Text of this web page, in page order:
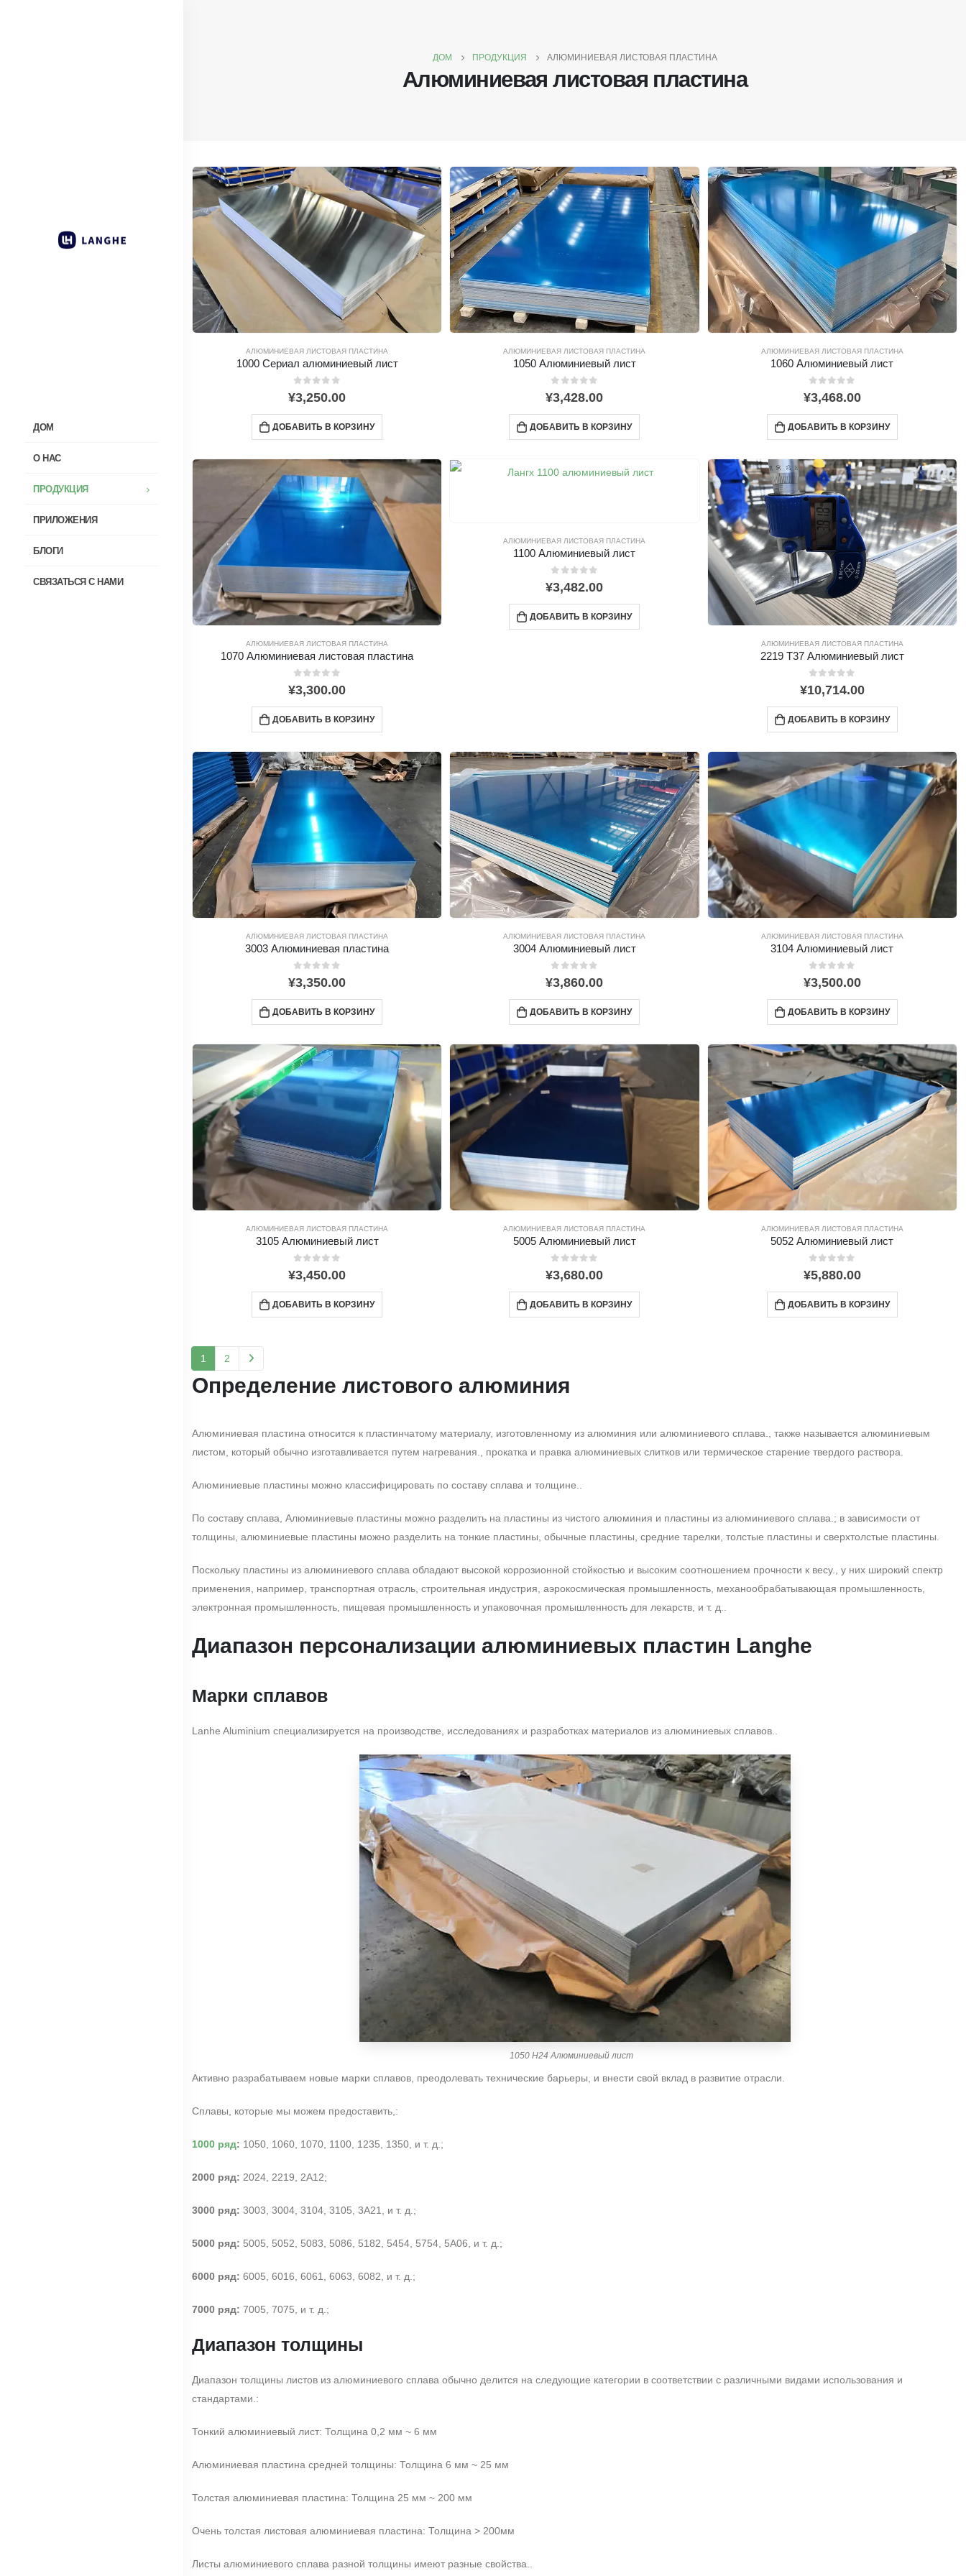
ДОМ
О НАС
ПРОДУКЦИЯ
ПРИЛОЖЕНИЯ
БЛОГИ
СВЯЗАТЬСЯ С НАМИ
ДОМ ПРОДУКЦИЯ АЛЮМИНИЕВАЯ ЛИСТОВАЯ ПЛАСТИНА
Алюминиевая листовая пластина
АЛЮМИНИЕВАЯ ЛИСТОВАЯ ПЛАСТИНА
1000 Сериал алюминиевый лист
0из 5
¥3,250.00
ДОБАВИТЬ В КОРЗИНУ
АЛЮМИНИЕВАЯ ЛИСТОВАЯ ПЛАСТИНА
1050 Алюминиевый лист
0из 5
¥3,428.00
ДОБАВИТЬ В КОРЗИНУ
АЛЮМИНИЕВАЯ ЛИСТОВАЯ ПЛАСТИНА
1060 Алюминиевый лист
0из 5
¥3,468.00
ДОБАВИТЬ В КОРЗИНУ
АЛЮМИНИЕВАЯ ЛИСТОВАЯ ПЛАСТИНА
1070 Алюминиевая листовая пластина
0из 5
¥3,300.00
ДОБАВИТЬ В КОРЗИНУ
АЛЮМИНИЕВАЯ ЛИСТОВАЯ ПЛАСТИНА
1100 Алюминиевый лист
0из 5
¥3,482.00
ДОБАВИТЬ В КОРЗИНУ
АЛЮМИНИЕВАЯ ЛИСТОВАЯ ПЛАСТИНА
2219 T37 Алюминиевый лист
0 из 5
¥10,714.00
ДОБАВИТЬ В КОРЗИНУ
АЛЮМИНИЕВАЯ ЛИСТОВАЯ ПЛАСТИНА
3003 Алюминиевая пластина
0из 5
¥3,350.00
ДОБАВИТЬ В КОРЗИНУ
АЛЮМИНИЕВАЯ ЛИСТОВАЯ ПЛАСТИНА
3004 Алюминиевый лист
0из 5
¥3,860.00
ДОБАВИТЬ В КОРЗИНУ
АЛЮМИНИЕВАЯ ЛИСТОВАЯ ПЛАСТИНА
3104 Алюминиевый лист
0из 5
¥3,500.00
ДОБАВИТЬ В КОРЗИНУ
АЛЮМИНИЕВАЯ ЛИСТОВАЯ ПЛАСТИНА
3105 Алюминиевый лист
0из 5
¥3,450.00
ДОБАВИТЬ В КОРЗИНУ
АЛЮМИНИЕВАЯ ЛИСТОВАЯ ПЛАСТИНА
5005 Алюминиевый лист
0из 5
¥3,680.00
ДОБАВИТЬ В КОРЗИНУ
АЛЮМИНИЕВАЯ ЛИСТОВАЯ ПЛАСТИНА
5052 Алюминиевый лист
0из 5
¥5,880.00
ДОБАВИТЬ В КОРЗИНУ
1 2
Определение листового алюминия
Алюминиевая пластина относится к пластинчатому материалу, изготовленному из алюминия или алюминиевого сплава., также называется алюминиевым
листом, который обычно изготавливается путем нагревания., прокатка и правка алюминиевых слитков или термическое старение твердого раствора.
Алюминиевые пластины можно классифицировать по составу сплава и толщине..
По составу сплава, Алюминиевые пластины можно разделить на пластины из чистого алюминия и пластины из алюминиевого сплава.; в зависимости от
толщины, алюминиевые пластины можно разделить на тонкие пластины, обычные пластины, средние тарелки, толстые пластины и сверхтолстые пластины.
Поскольку пластины из алюминиевого сплава обладают высокой коррозионной стойкостью и высоким соотношением прочности к весу., у них широкий спектр
применения, например, транспортная отрасль, строительная индустрия, аэрокосмическая промышленность, механообрабатывающая промышленность,
электронная промышленность, пищевая промышленность и упаковочная промышленность для лекарств, и т. д..
Диапазон персонализации алюминиевых пластин Langhe
Марки сплавов
Lanhe Aluminium специализируется на производстве, исследованиях и разработках материалов из алюминиевых сплавов..
1050 H24 Алюминиевый лист
Активно разрабатываем новые марки сплавов, преодолевать технические барьеры, и внести свой вклад в развитие отрасли.
Сплавы, которые мы можем предоставить,:
1000 ряд: 1050, 1060, 1070, 1100, 1235, 1350, и т. д.;
2000 ряд: 2024, 2219, 2А12;
3000 ряд: 3003, 3004, 3104, 3105, 3А21, и т. д.;
5000 ряд: 5005, 5052, 5083, 5086, 5182, 5454, 5754, 5А06, и т. д.;
6000 ряд: 6005, 6016, 6061, 6063, 6082, и т. д.;
7000 ряд: 7005, 7075, и т. д.;
Диапазон толщины
Диапазон толщины листов из алюминиевого сплава обычно делится на следующие категории в соответствии с различными видами использования и
стандартами.:
Тонкий алюминиевый лист: Толщина 0,2 мм ~ 6 мм
Алюминиевая пластина средней толщины: Толщина 6 мм ~ 25 мм
Толстая алюминиевая пластина: Толщина 25 мм ~ 200 мм
Очень толстая листовая алюминиевая пластина: Толщина > 200мм
Листы алюминиевого сплава разной толщины имеют разные свойства..